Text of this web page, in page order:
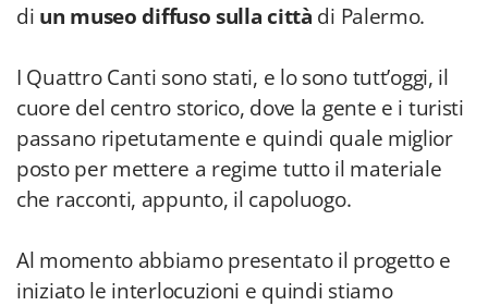
di un museo diffuso sulla città di Palermo.
I Quattro Canti sono stati, e lo sono tutt’oggi, il
cuore del centro storico, dove la gente e i turisti
passano ripetutamente e quindi quale miglior
posto per mettere a regime tutto il materiale
che racconti, appunto, il capoluogo.
Al momento abbiamo presentato il progetto e
iniziato le interlocuzioni e quindi stiamo